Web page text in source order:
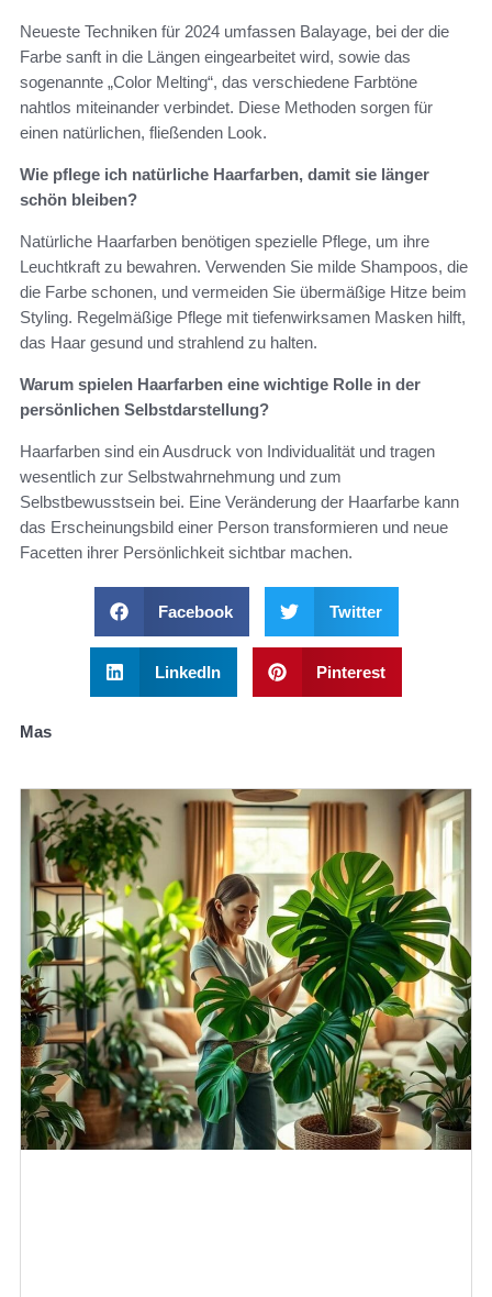
Neueste Techniken für 2024 umfassen Balayage, bei der die
Farbe sanft in die Längen eingearbeitet wird, sowie das
sogenannte „Color Melting“, das verschiedene Farbtöne
nahtlos miteinander verbindet. Diese Methoden sorgen für
einen natürlichen, fließenden Look.
Wie pflege ich natürliche Haarfarben, damit sie länger
schön bleiben?
Natürliche Haarfarben benötigen spezielle Pflege, um ihre
Leuchtkraft zu bewahren. Verwenden Sie milde Shampoos, die
die Farbe schonen, und vermeiden Sie übermäßige Hitze beim
Styling. Regelmäßige Pflege mit tiefenwirksamen Masken hilft,
das Haar gesund und strahlend zu halten.
Warum spielen Haarfarben eine wichtige Rolle in der
persönlichen Selbstdarstellung?
Haarfarben sind ein Ausdruck von Individualität und tragen
wesentlich zur Selbstwahrnehmung und zum
Selbstbewusstsein bei. Eine Veränderung der Haarfarbe kann
das Erscheinungsbild einer Person transformieren und neue
Facetten ihrer Persönlichkeit sichtbar machen.
Facebook Twitter
LinkedIn Pinterest
Mas